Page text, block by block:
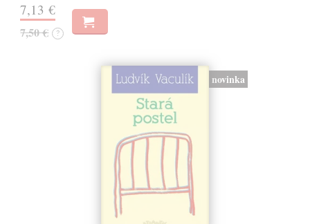
7,13 €
7,50 € ?
novinka